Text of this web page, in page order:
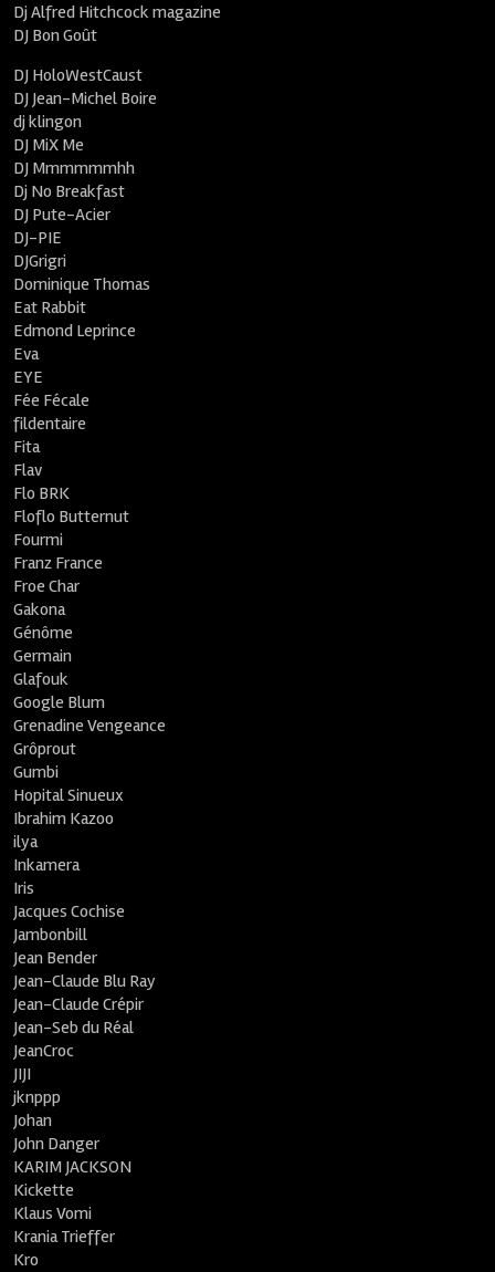
Dj Alfred Hitchcock magazine
DJ Bon Goût
DJ HoloWestCaust
DJ Jean-Michel Boire
dj klingon
DJ MiX Me
DJ Mmmmmmhh
Dj No Breakfast
DJ Pute-Acier
DJ-PIE
DJGrigri
Dominique Thomas
Eat Rabbit
Edmond Leprince
Eva
EYE
Fée Fécale
fildentaire
Fita
Flav
Flo BRK
Floflo Butternut
Fourmi
Franz France
Froe Char
Gakona
Génôme
Germain
Glafouk
Google Blum
Grenadine Vengeance
Grôprout
Gumbi
Hopital Sinueux
Ibrahim Kazoo
ilya
Inkamera
Iris
Jacques Cochise
Jambonbill
Jean Bender
Jean-Claude Blu Ray
Jean-Claude Crépir
Jean-Seb du Réal
JeanCroc
JIJI
jknppp
Johan
John Danger
KARIM JACKSON
Kickette
Klaus Vomi
Krania Trieffer
Kro